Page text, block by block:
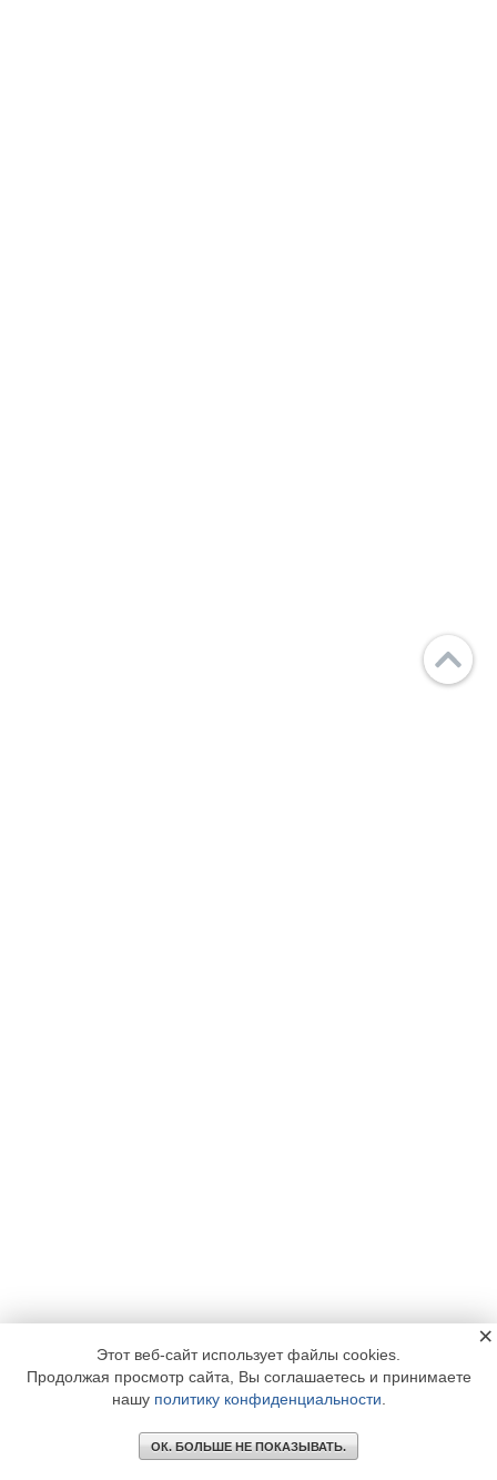
Этот веб-сайт использует файлы cookies.
Продолжая просмотр сайта, Вы соглашаетесь и принимаете
нашу политику конфиденциальности
ОК. БОЛЬШЕ НЕ ПОКАЗЫВАТЬ.
×